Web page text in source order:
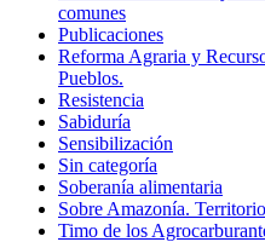
comunes
Publicaciones
Reforma Agraria y
Pueblos.
Resistencia
Sabiduría
Sensibilización
Sin categoría
Soberanía alimentaria
Sobre Amazonía.
Timo de los